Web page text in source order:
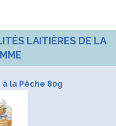
LAITIÈRES DE LA
la Pêche 80g